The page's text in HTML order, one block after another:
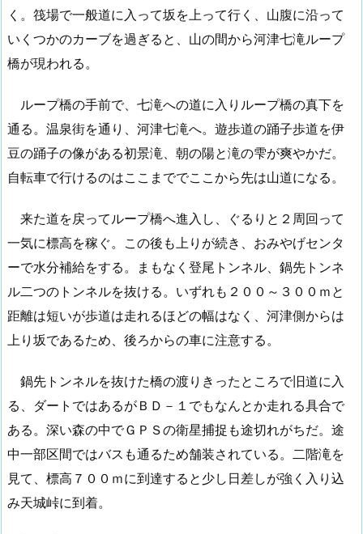
く。筏場で一般道に入って坂を上って行く、山腹に沿って
いくつかのカーブを過ぎると、山の間から河津七滝ループ
橋が現われる。
ループ橋の手前で、七滝への道に入りループ橋の真下を
通る。温泉街を通り、河津七滝へ。遊歩道の踊子歩道を伊
豆の踊子の像がある初景滝、朝の陽と滝の雫が爽やかだ。
自転車で行けるのはここまででここから先は山道になる。
来た道を戻ってループ橋へ進入し、ぐるりと２周回って
一気に標高を稼ぐ。この後も上りが続き、おみやげセンタ
ーで水分補給をする。まもなく登尾トンネル、鍋先トンネ
ル二つのトンネルを抜ける。いずれも２００～３００ｍと
距離は短いが歩道は走れるほどの幅はなく、河津側からは
上り坂であるため、後ろからの車に注意する。
鍋先トンネルを抜けた橋の渡りきったところで旧道に入
る、ダートではあるがＢＤ－１でもなんとか走れる具合で
ある。深い森の中でＧＰＳの衛星捕捉も途切れがちだ。途
中一部区間ではバスも通るため舗装されている。二階滝を
見て、標高７００ｍに到達すると少し日差しが強く入り込
み天城峠に到着。